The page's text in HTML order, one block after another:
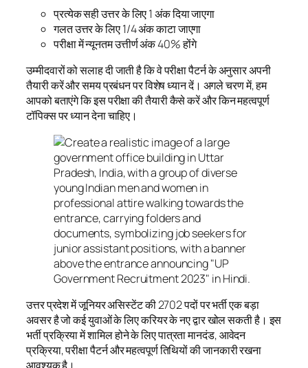
प्रत्येक सही उत्तर के लिए 1 अंक दिया जाएगा
गलत उत्तर के लिए 1/4 अंक काटा जाएगा
परीक्षा में न्यूनतम उत्तीर्ण अंक 40% होंगे
उम्मीदवारों को सलाह दी जाती है कि वे परीक्षा पैटर्न के अनुसार अपनी
तैयारी करें और समय प्रबंधन पर विशेष ध्यान दें। अगले चरण में, हम
आपको बताएंगे कि इस परीक्षा की तैयारी कैसे करें और किन महत्वपूर्ण
टॉपिक्स पर ध्यान देना चाहिए।
उत्तर प्रदेश में जूनियर असिस्टेंट की 2702 पदों पर भर्ती एक बड़ा
अवसर है जो कई युवाओं के लिए करियर के नए द्वार खोल सकती है। इस
भर्ती प्रक्रिया में शामिल होने के लिए पात्रता मानदंड, आवेदन
प्रक्रिया, परीक्षा पैटर्न और महत्वपूर्ण तिथियों की जानकारी रखना